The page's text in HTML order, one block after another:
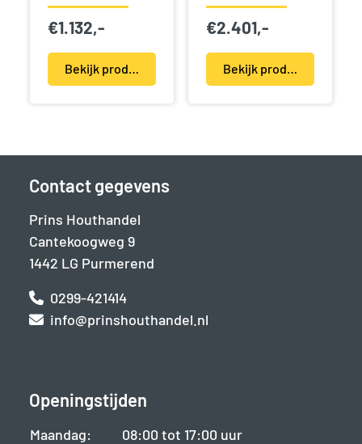
€1.132,-
Bekijk product(en)
€2.401,-
Bekijk product(en)
Contact gegevens
Prins Houthandel
Cantekoogweg 9
1442 LG Purmerend
0299-421414
info@prinshouthandel.nl
Openingstijden
Maandag:
08:00 tot 17:00 uur